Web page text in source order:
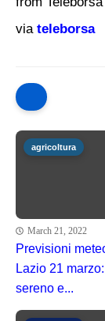
via teleborsa
agricoltura
March 21, 2022
Previsioni
Lazio 21
sereno e...